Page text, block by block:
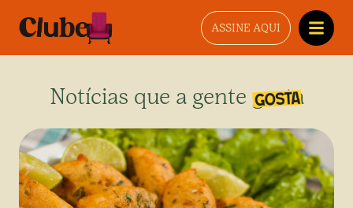
ASSINE AQUI
Notícias que a gente gosta